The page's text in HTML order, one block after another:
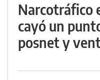
Narcotráfico
cayó un
posnet y